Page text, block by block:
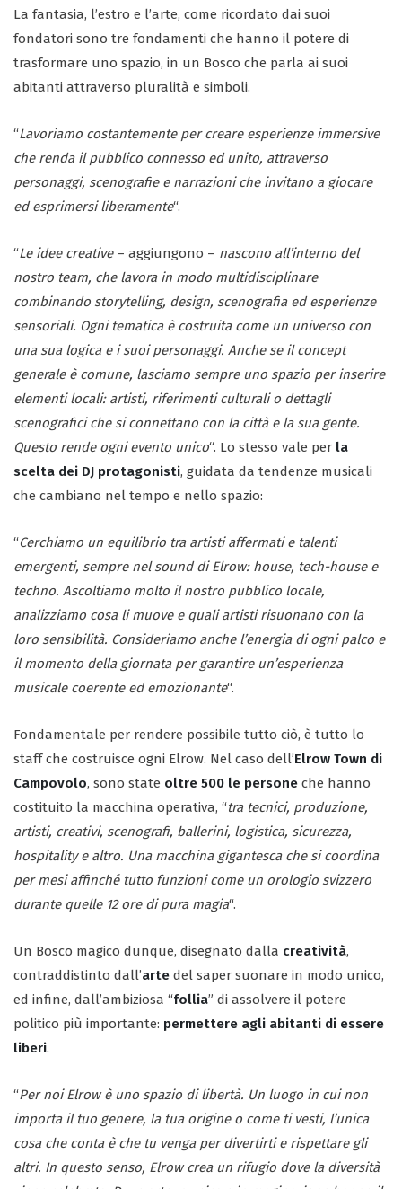
La fantasia, l’estro e l’arte, come ricordato dai suoi
fondatori sono tre fondamenti che hanno il potere di
trasformare uno spazio, in un Bosco che parla ai suoi
abitanti attraverso pluralità e simboli.
“Lavoriamo costantemente per creare esperienze immersive
che renda il pubblico connesso ed unito, attraverso
personaggi, scenografie e narrazioni che invitano a giocare
ed esprimersi liberamente“.
“Le idee creative– aggiungono – nascono all’interno del
nostro team, che lavora in modo multidisciplinare
combinando storytelling, design, scenografia ed esperienze
sensoriali. Ogni tematica è costruita come un universo con
una sua logica e i suoi personaggi. Anche se il concept
generale è comune, lasciamo sempre uno spazio per inserire
elementi locali: artisti, riferimenti culturali o dettagli
scenografici che si connettano con la città e la sua gente.
Questo rende ogni evento unico“. Lo stesso vale per la
scelta dei DJ protagonisti, guidata da tendenze musicali
che cambiano nel tempo e nello spazio:
“Cerchiamo un equilibrio tra artisti affermati e talenti
emergenti, sempre nel sound di Elrow: house, tech-house e
techno. Ascoltiamo molto il nostro pubblico locale,
analizziamo cosa li muove e quali artisti risuonano con la
loro sensibilità. Consideriamo anche l’energia di ogni palco e
il momento della giornata per garantire un’esperienza
musicale coerente ed emozionante“.
Fondamentale per rendere possibile tutto ciò, è tutto lo
staff che costruisce ogni Elrow. Nel caso dell’Elrow Town di
Campovolo, sono state oltre 500 le persone che hanno
costituito la macchina operativa, “tra tecnici, produzione,
artisti, creativi, scenografi, ballerini, logistica, sicurezza,
hospitality e altro. Una macchina gigantesca che si coordina
per mesi affinché tutto funzioni come un orologio svizzero
durante quelle 12 ore di pura magia“.
Un Bosco magico dunque, disegnato dalla creatività,
contraddistinto dall’arte del saper suonare in modo unico,
ed infine, dall’ambiziosa “follia” di assolvere il potere
politico più importante: permettere agli abitanti di essere
liberi.
“Per noi Elrow è uno spazio di libertà. Un luogo in cui non
importa il tuo genere, la tua origine o come ti vesti, l’unica
cosa che conta è che tu venga per divertirti e rispettare gli
altri. In questo senso, Elrow crea un rifugio dove la diversità